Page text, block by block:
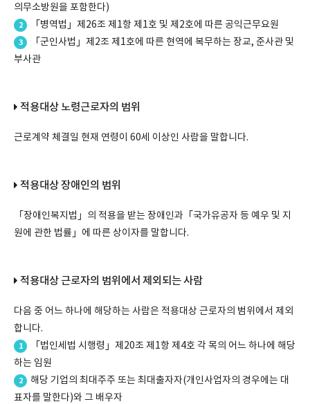
의무소방원을 포함한다)
2 「병역법」제26조 제1항 제1호 및 제2호에 따른 공익근무요원
3
「군인사법」제2조 제1호에 따른 현역에 복무하는 장교, 준사관 및
부사관
적용대상 노령근로자의 범위
근로계약 체결일 현재 연령이 60세 이상인 사람을 말합니다.
적용대상 장애인의 범위
「장애인복지법」의 적용을 받는 장애인과「국가유공자 등 예우 및 지
원에 관한 법률」에 따른 상이자를 말합니다.
적용대상 근로자의 범위에서 제외되는 사람
다음 중 어느 하나에 해당하는 사람은 적용대상 근로자의 범위에서 제외
합니다.
1
「법인세법 시행령」제20조 제1항 제4호 각 목의 어느 하나에 해당
하는 임원
2
해당 기업의 최대주주 또는 최대출자자(개인사업자의 경우에는 대
표자를 말한다)와 그 배우자